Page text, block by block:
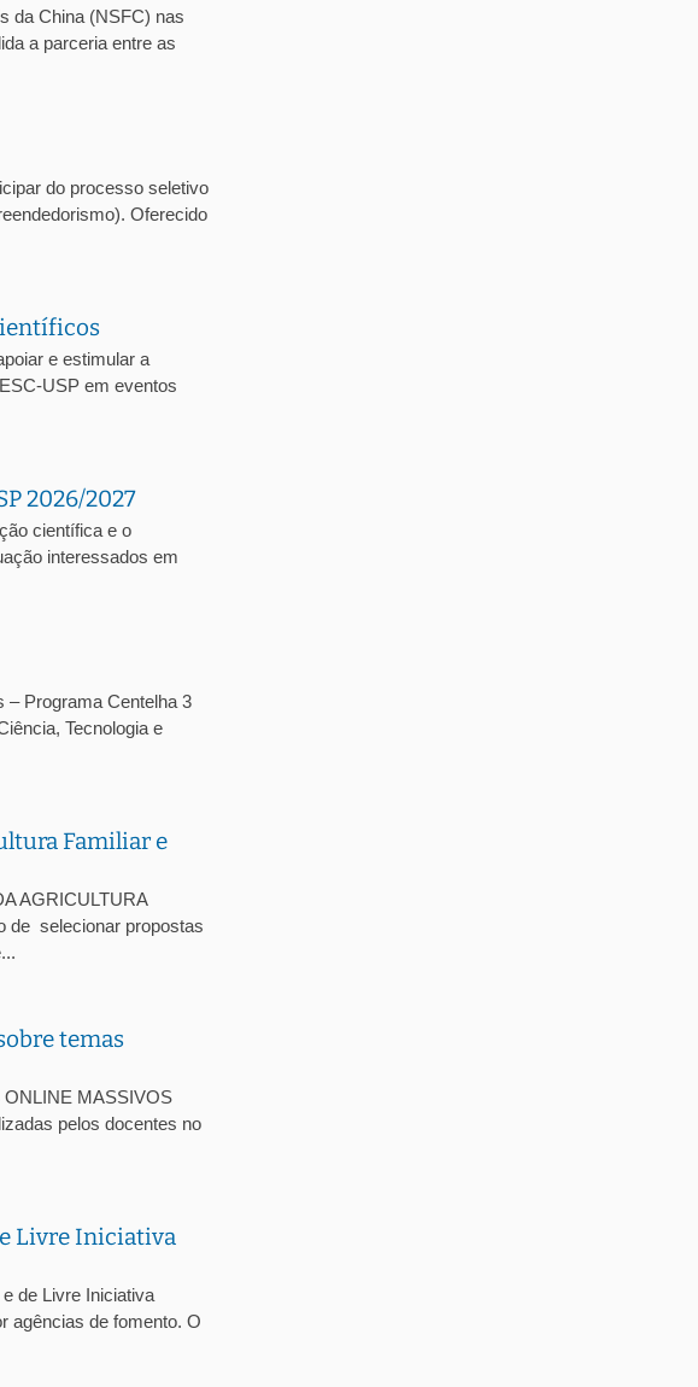
da China (NSFC) nas
a parceria entre as
do processo seletivo
Oferecido
e estimular a
USP em eventos
2026/2027
científica e o
interessados em
– Programa Centelha 3
Tecnologia e
Familiar e
AGRICULTURA
de selecionar propostas
temas
MASSIVOS
pelos docentes no
Livre Iniciativa
de Livre Iniciativa
agências de fomento. O